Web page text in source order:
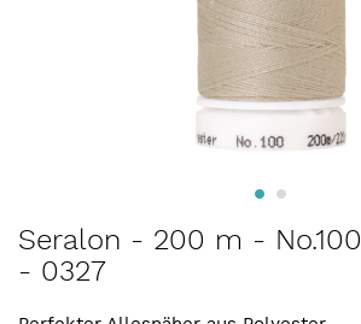
Anfang
der
Seralon - 200 m - No.100
- 0327